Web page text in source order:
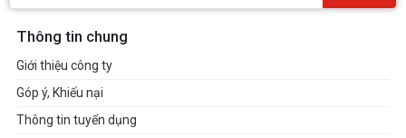
Thông tin chung
Giới thiệu công ty
Góp ý, Khiếu nại
Thông tin tuyển dụng